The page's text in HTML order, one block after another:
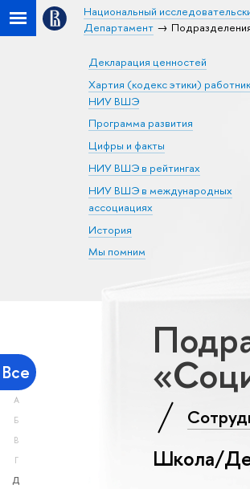
Национальный
Департамент
Декларация ценностей
Хартия (кодекс этики)
НИУ ВШЭ
Программа развития
Цифры и факты
НИУ ВШЭ в рейтингах
НИУ ВШЭ в международных
ассоциациях
История
Мы помним
Все
А
Б
В
Г
Д
Школа/